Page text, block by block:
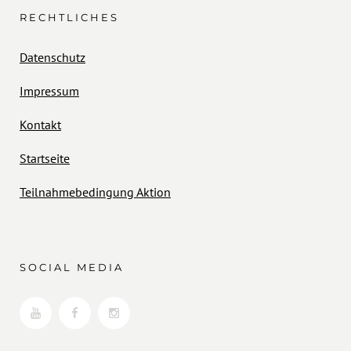
RECHTLICHES
Datenschutz
Impressum
Kontakt
Startseite
Teilnahmebedingung Aktion
SOCIAL MEDIA